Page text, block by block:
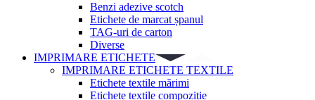
Benzi adezive scotch
Etichete de marcat șpanul
TAG-uri de carton
Diverse
IMPRIMARE ETICHETE
IMPRIMARE ETICHETE TEXTILE
Etichete textile mărimi
Etichete textile compoziție